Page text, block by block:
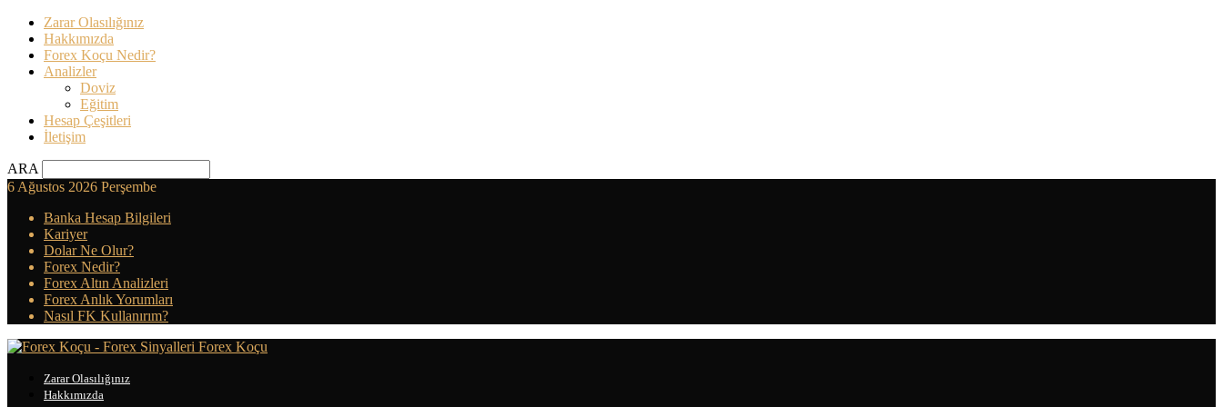
Zarar Olasılığınız
Hakkımızda
Forex Koçu Nedir?
Analizler
Doviz
Eğitim
Hesap Çeşitleri
İletişim
ARA
6 Ağustos 2026 Perşembe
Banka Hesap Bilgileri
Kariyer
Dolar Ne Olur?
Forex Nedir?
Forex Altın Analizleri
Forex Anlık Yorumları
Nasıl FK Kullanırım?
Forex Koçu
Zarar Olasılığınız
Hakkımızda